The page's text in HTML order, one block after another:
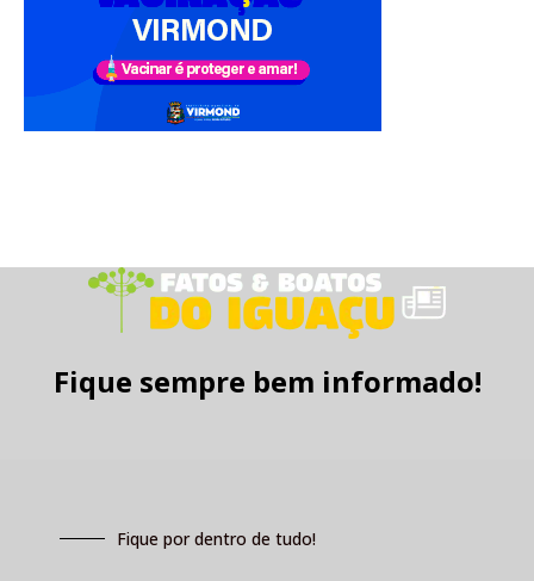
Fique sempre bem informado!
Fique por dentro de tudo!